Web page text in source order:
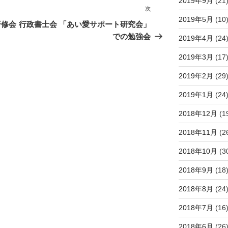
会
次
投
次
行政書士会 「あい愛サポート研究会」
での勉強会
2019年5月 (10)
2019年4月 (24)
2019年3月 (17)
2019年2月 (29)
2019年1月 (24)
2018年12月
2018年11月
2018年10月
2018年9月 (18)
2018年8月 (24)
2018年7月 (16)